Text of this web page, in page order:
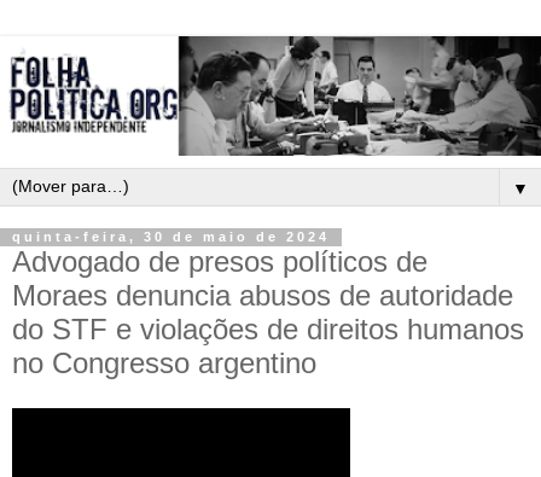
▼
quinta-feira, 30 de maio de 2024
Advogado de presos políticos de
Moraes denuncia abusos de autoridade
do STF e violações de direitos humanos
no Congresso argentino